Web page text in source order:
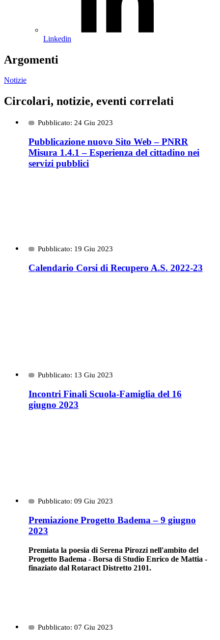
Linkedin
Argomenti
Notizie
Circolari, notizie, eventi correlati
Pubblicato: 24 Giu 2023
Pubblicazione nuovo Sito Web – PNRR
Misura 1.4.1 – Esperienza del cittadino nei
servizi pubblici
Pubblicato: 19 Giu 2023
Calendario Corsi di Recupero A.S. 2022-23
Pubblicato: 13 Giu 2023
Incontri Finali Scuola-Famiglia del 16
giugno 2023
Pubblicato: 09 Giu 2023
Premiazione Progetto Badema – 9 giugno
2023
Premiata la poesia di Serena Pirozzi nell'ambito del
Progetto Badema - Borsa di Studio Enrico de Mattia -
finaziato dal Rotaract Distretto 2101.
Pubblicato: 07 Giu 2023